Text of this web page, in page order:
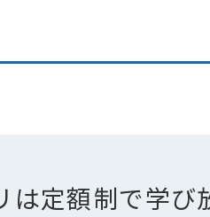
定額制で学び